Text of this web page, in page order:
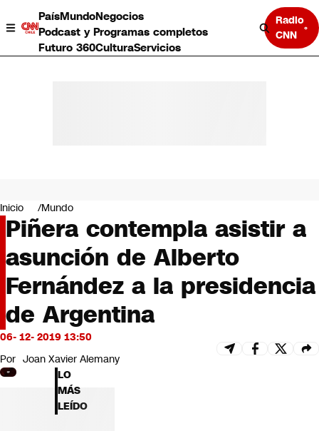
PaísMundoNegocios
Podcast y Programas completos
Futuro 360CulturaServicios
Radio
CNN
Negocios
Deportes
Programas completos
Cultura
Servicios
Bits
CNN tiempo
Futuro 360
Inicio Mundo
Piñera contempla asistir a
asunción de Alberto
Fernández a la presidencia
de Argentina
06- 12- 2019 13:50
Por Joan Xavier Alemany
LO
MÁS
LEÍDO